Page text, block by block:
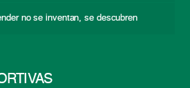
no se inventan, se descubren